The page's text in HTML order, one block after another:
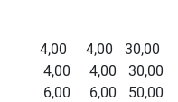
4,00 4,00
30,00
4,00 4,00
30,00
6,00 6,00 50,00